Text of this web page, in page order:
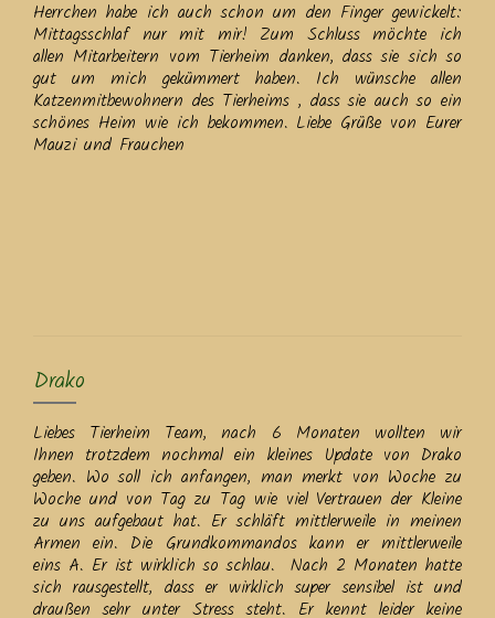
Herrchen habe ich auch schon um den Finger gewickelt:
Mittagsschlaf nur mit mir! Zum Schluss möchte ich
allen Mitarbeitern vom Tierheim danken, dass sie sich so
gut um mich gekümmert haben. Ich wünsche allen
Katzenmitbewohnern des Tierheims , dass sie auch so ein
schönes Heim wie ich bekommen. Liebe Grüße von Eurer
Mauzi und Frauchen
Drako
Liebes Tierheim Team, nach 6 Monaten wollten wir
Ihnen trotzdem nochmal ein kleines Update von Drako
geben. Wo soll ich anfangen, man merkt von Woche zu
Woche und von Tag zu Tag wie viel Vertrauen der Kleine
zu uns aufgebaut hat. Er schläft mittlerweile in meinen
Armen ein. Die Grundkommandos kann er mittlerweile
eins A. Er ist wirklich so schlau. Nach 2 Monaten hatte
sich rausgestellt, dass er wirklich super sensibel ist und
draußen sehr unter Stress steht. Er kennt leider keine